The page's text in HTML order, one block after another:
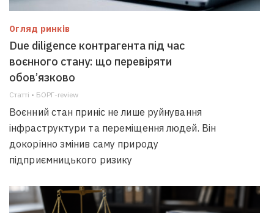
Огляд ринків
Due diligence контрагента під час
воєнного стану: що перевіряти
обов’язково
Статті • БОРГ-review
Воєнний стан приніс не лише руйнування
інфраструктури та переміщення людей. Він
докорінно змінив саму природу
підприємницького ризику